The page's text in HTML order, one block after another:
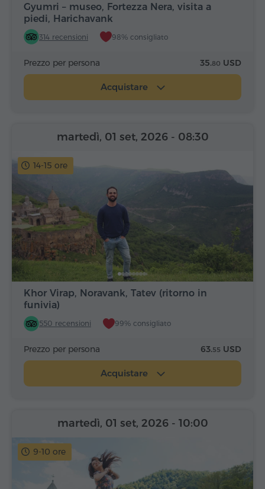
Gyumri – museo, Fortezza Nera, visita a
piedi, Harichavank
314 recensioni 98% consigliato
Prezzo per persona 35.80 USD
Acquistare
14-15 ore
Khor Virap, Noravank, Tatev (ritorno in
funivia)
550 recensioni 99% consigliato
martedì, 01 set, 2026 - 08:30
Prezzo per persona 63.55 USD
Acquistare
9-10 ore
martedì, 01 set, 2026 - 10:00